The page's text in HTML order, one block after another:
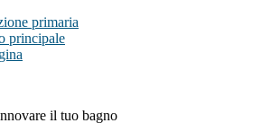
primaria
principale
il tuo bagno